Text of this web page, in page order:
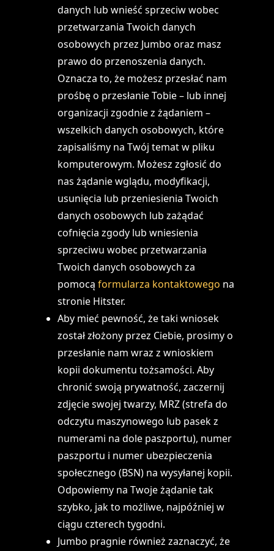
danych lub wnieść sprzeciw wobec
przetwarzania Twoich danych
osobowych przez Jumbo oraz masz
prawo do przenoszenia danych.
Oznacza to, że możesz przesłać nam
prośbę o przesłanie Tobie – lub innej
organizacji zgodnie z żądaniem –
wszelkich danych osobowych, które
zapisaliśmy na Twój temat w pliku
komputerowym. Możesz zgłosić do
nas żądanie wglądu, modyfikacji,
usunięcia lub przeniesienia Twoich
danych osobowych lub zażądać
cofnięcia zgody lub wniesienia
sprzeciwu wobec przetwarzania
Twoich danych osobowych za
pomocą formularza kontaktowego na
stronie Hitster.
Aby mieć pewność, że taki wniosek
został złożony przez Ciebie, prosimy o
przesłanie nam wraz z wnioskiem
kopii dokumentu tożsamości. Aby
chronić swoją prywatność, zaczernij
zdjęcie swojej twarzy, MRZ (strefa do
odczytu maszynowego lub pasek z
numerami na dole paszportu), numer
paszportu i numer ubezpieczenia
społecznego (BSN) na wysyłanej kopii.
Odpowiemy na Twoje żądanie tak
szybko, jak to możliwe, najpóźniej w
ciągu czterech tygodni.
Jumbo pragnie również zaznaczyć, że